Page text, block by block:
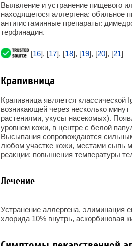
Выявление и устранение пищевого
находящегося аллергена: обильное
антигистаминные препараты:
терфинадин.
[16], [17], [18], [19], [20], [21]
Крапивница
Крапивница является классической
возникающей через несколько
растениями, укусы насекомых).
уровнем кожи, в центре с белой
Высыпания сопровождаются
любом участке кожи, местами сыпь
реакции: повышения температуры
Лечение
Устранение аллергена, элиминация
хлорида 10% внутрь, аскорбиновая